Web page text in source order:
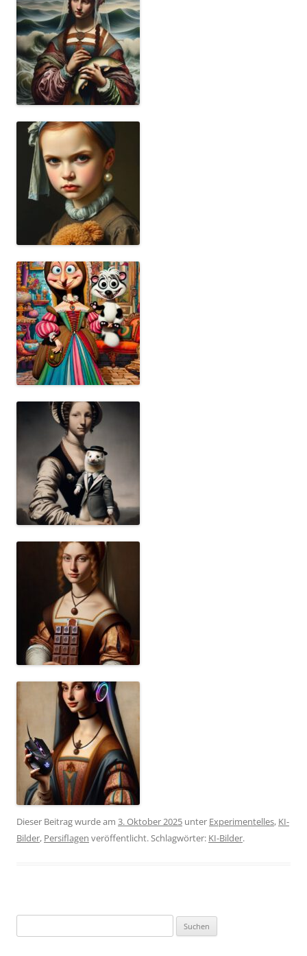
Dieser Beitrag wurde am 3. Oktober 2025 unter Experimentelles, KI-
Bilder, Persiflagen veröffentlicht. Schlagwörter: KI-Bilder.
nach: